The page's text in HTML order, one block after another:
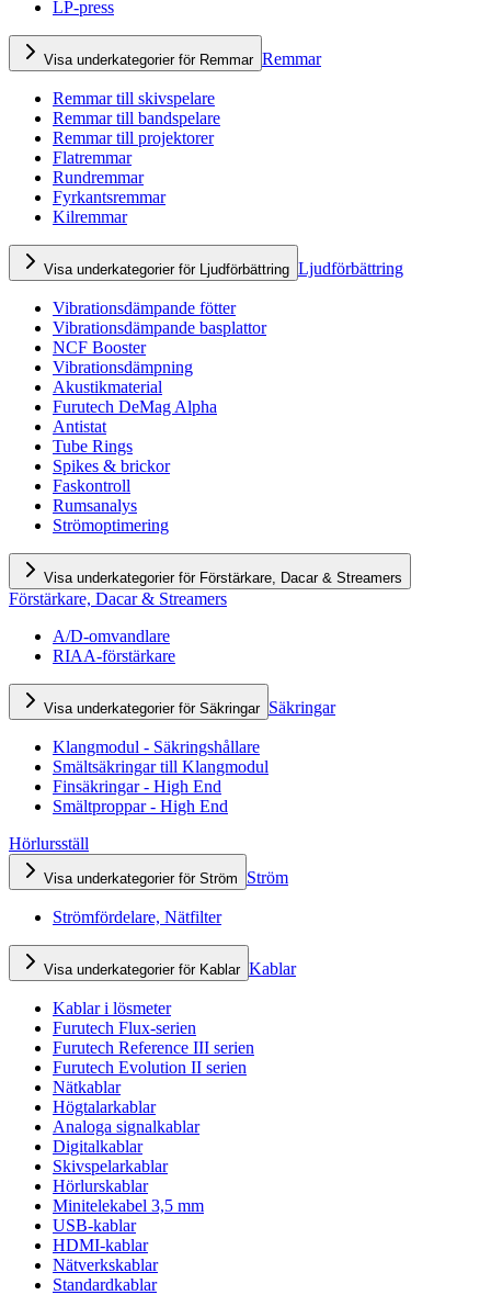
LP-press
Visa underkategorier för Remmar Remmar
Remmar till skivspelare
Remmar till bandspelare
Remmar till projektorer
Flatremmar
Rundremmar
Fyrkantsremmar
Kilremmar
Visa underkategorier för Ljudförbättring Ljudförbättring
Vibrationsdämpande fötter
Vibrationsdämpande basplattor
NCF Booster
Vibrationsdämpning
Akustikmaterial
Furutech DeMag Alpha
Antistat
Tube Rings
Spikes & brickor
Faskontroll
Rumsanalys
Strömoptimering
Visa underkategorier för Förstärkare, Dacar & Streamers
Förstärkare, Dacar & Streamers
A/D-omvandlare
RIAA-förstärkare
Visa underkategorier för Säkringar Säkringar
Klangmodul - Säkringshållare
Smältsäkringar till Klangmodul
Finsäkringar - High End
Smältproppar - High End
Hörlursställ
Visa underkategorier för Ström Ström
Strömfördelare, Nätfilter
Visa underkategorier för Kablar Kablar
Kablar i lösmeter
Furutech Flux-serien
Furutech Reference III serien
Furutech Evolution II serien
Nätkablar
Högtalarkablar
Analoga signalkablar
Digitalkablar
Skivspelarkablar
Hörlurskablar
Minitelekabel 3,5 mm
USB-kablar
HDMI-kablar
Nätverkskablar
Standardkablar